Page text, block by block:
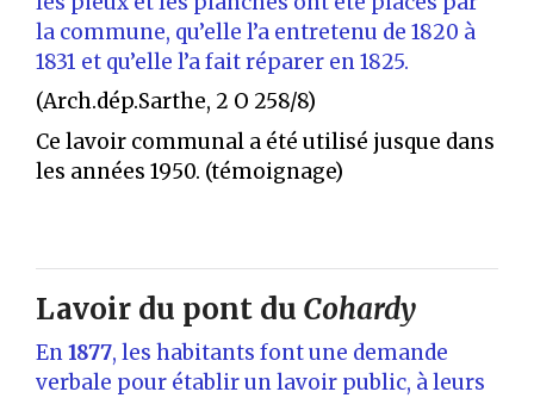
la commune, qu’elle l’a entretenu de 1820 à
1831 et qu’elle l’a fait réparer en 1825.
(Arch.dép.Sarthe, 2 O 258/8)
Ce lavoir communal a été utilisé jusque dans
les années 1950. (témoignage)
Lavoir du pont du Cohardy
En1877, les habitants font une demande
verbale pour établir un lavoir public, à leurs